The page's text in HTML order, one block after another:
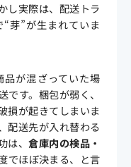
し実際は、配送トラ
芽”が生まれていま
品が混ざっていた場
す。梱包が弱く、
損が起きてしまいま
配送先が入れ替わる
は、倉庫内の検品・
でほぼ決まる、と言